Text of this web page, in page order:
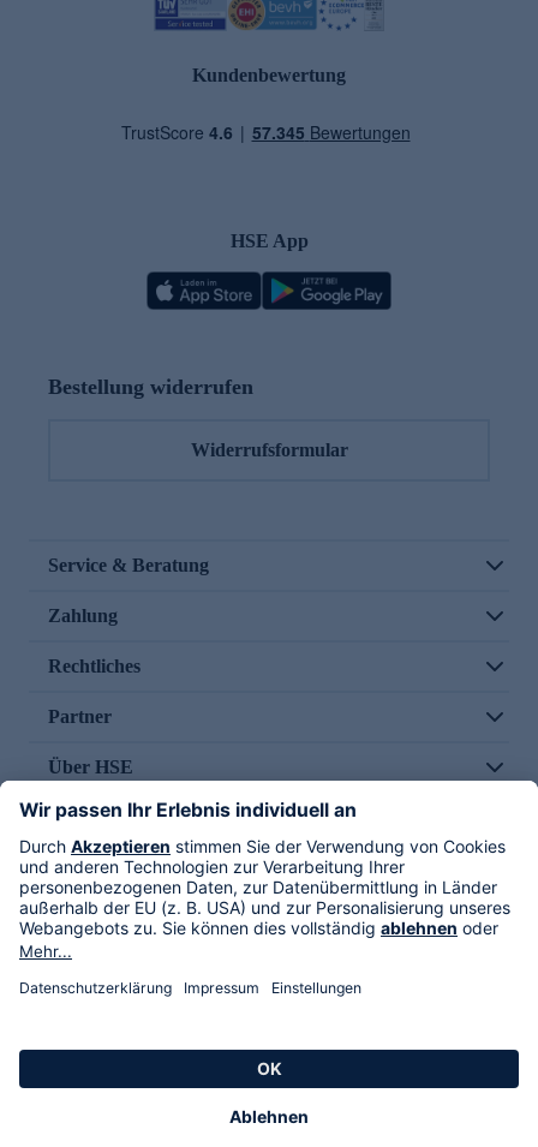
Kundenbewertung
HSE App
Bestellung widerrufen
Widerrufsformular
Service & Beratung
Zahlung
Rechtliches
Partner
Über HSE
Im TV
HSE International